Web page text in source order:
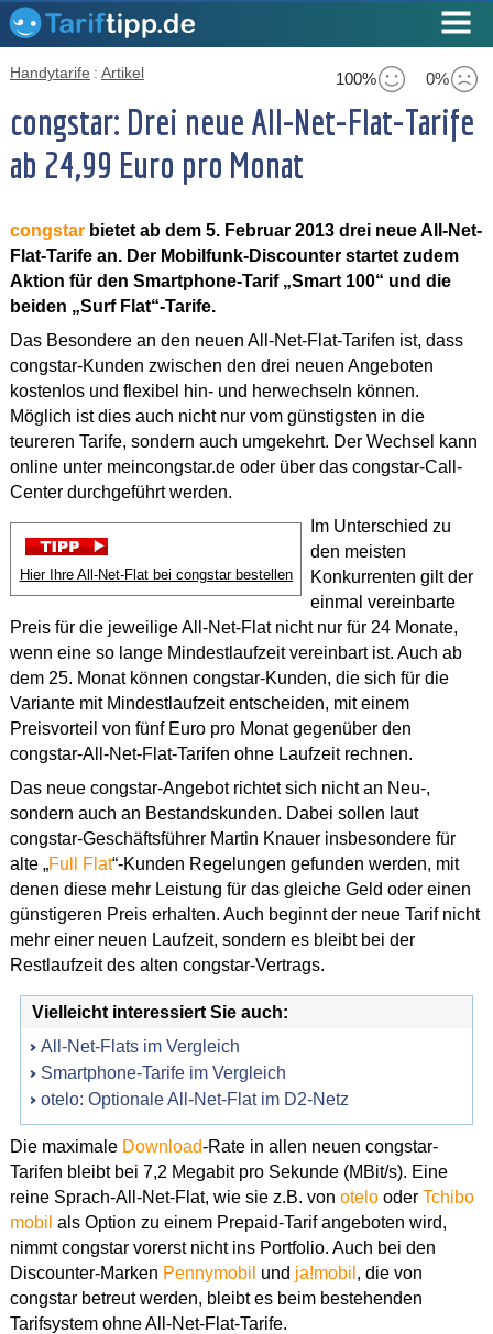
100% 0%
Handytarife : Artikel
congstar: Drei neue All-Net-Flat-Tarife
ab 24,99 Euro pro Monat
congstarbietet ab dem 5. Februar 2013 drei neue All-Net-
Flat-Tarife an. Der Mobilfunk-Discounter startet zudem
Aktion für den Smartphone-Tarif „Smart 100“ und die
beiden „Surf Flat“-Tarife.
Das Besondere an den neuen All-Net-Flat-Tarifen ist, dass
congstar-Kunden zwischen den drei neuen Angeboten
kostenlos und flexibel hin- und herwechseln können.
Möglich ist dies auch nicht nur vom günstigsten in die
teureren Tarife, sondern auch umgekehrt. Der Wechsel kann
online unter meincongstar.de oder über das congstar-Call-
Center durchgeführt werden.
Hier Ihre All-Net-Flat bei congstar bestellen
Im Unterschied zu
den meisten
Konkurrenten gilt der
einmal vereinbarte
Preis für die jeweilige All-Net-Flat nicht nur für 24 Monate,
wenn eine so lange Mindestlaufzeit vereinbart ist. Auch ab
dem 25. Monat können congstar-Kunden, die sich für die
Variante mit Mindestlaufzeit entscheiden, mit einem
Preisvorteil von fünf Euro pro Monat gegenüber den
congstar-All-Net-Flat-Tarifen ohne Laufzeit rechnen.
Das neue congstar-Angebot richtet sich nicht an Neu-,
sondern auch an Bestandskunden. Dabei sollen laut
congstar-Geschäftsführer Martin Knauer insbesondere für
alte „Full Flat“-Kunden Regelungen gefunden werden, mit
denen diese mehr Leistung für das gleiche Geld oder einen
günstigeren Preis erhalten. Auch beginnt der neue Tarif nicht
mehr einer neuen Laufzeit, sondern es bleibt bei der
Restlaufzeit des alten congstar-Vertrags.
Vielleicht interessiert Sie auch:
All-Net-Flats im Vergleich
Smartphone-Tarife im Vergleich
otelo: Optionale All-Net-Flat im D2-Netz
Die maximale Download-Rate in allen neuen congstar-
Tarifen bleibt bei 7,2 Megabit pro Sekunde (MBit/s). Eine
reine Sprach-All-Net-Flat, wie sie z.B. von otelooder Tchibo
mobil als Option zu einem Prepaid-Tarif angeboten wird,
nimmt congstar vorerst nicht ins Portfolio. Auch bei den
Discounter-Marken Pennymobil und ja!mobil , die von
congstar betreut werden, bleibt es beim bestehenden
Tarifsystem ohne All-Net-Flat-Tarife.